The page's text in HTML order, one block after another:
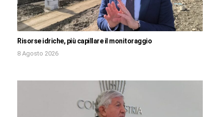
Risorse idriche, più capillare il monitoraggio
8 Agosto 2026